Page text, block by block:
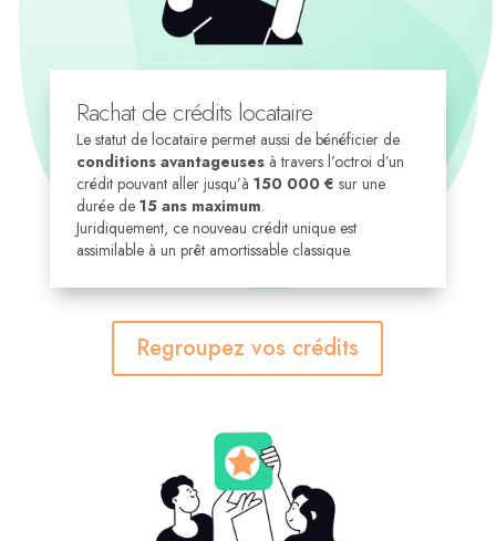
Rachat de crédits locataire
Le statut de locataire permet aussi de bénéficier de
conditions avantageusesà travers l’octroi d’un
crédit pouvant aller jusqu’à 150 000 € sur une
durée de 15 ans maximum.
Juridiquement, ce nouveau crédit unique est
assimilable à un prêt amortissable classique.
Regroupez vos crédits